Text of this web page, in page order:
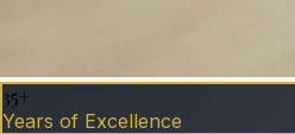
35+
Years of Excellence